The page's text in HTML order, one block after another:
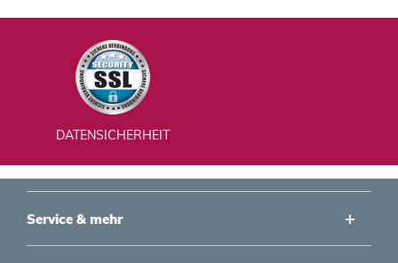
DATENSICHERHEIT
Service & mehr